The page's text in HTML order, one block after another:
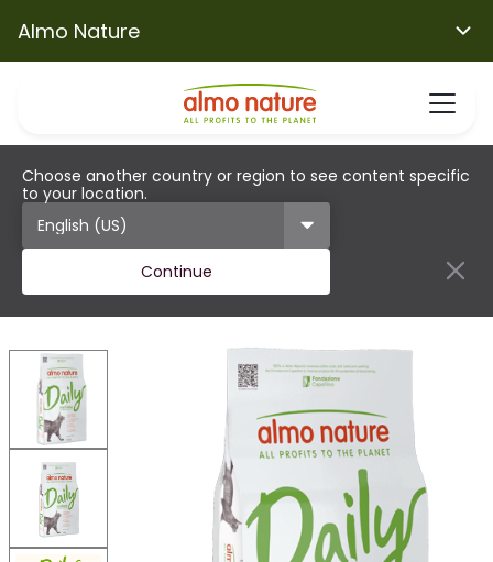
Almo Nature
Choose another country or region to see content specific
to your location.
Continue